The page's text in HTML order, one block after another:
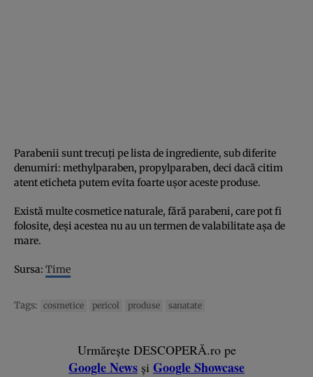
Parabenii sunt trecuţi pe lista de ingrediente, sub diferite
denumiri: methylparaben, propylparaben, deci dacă citim
atent eticheta putem evita foarte uşor aceste produse.
Există multe cosmetice naturale, fără parabeni, care pot fi
folosite, deşi acestea nu au un termen de valabilitate aşa de
mare.
Sursa: Time
Tags: cosmetice pericol produse sanatate
Urmărește DESCOPERĂ.ro pe
Google News și Google Showcase